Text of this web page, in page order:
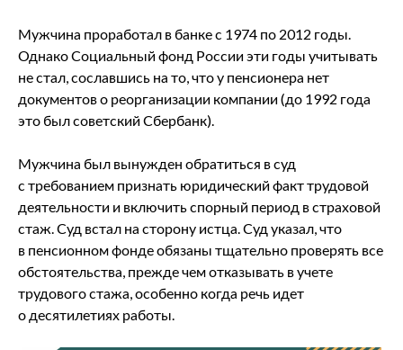
Мужчина проработал в банке с 1974 по 2012 годы.
Однако Социальный фонд России эти годы учитывать
не стал, сославшись на то, что у пенсионера нет
документов о реорганизации компании (до 1992 года
это был советский Сбербанк).
Мужчина был вынужден обратиться в суд
с требованием признать юридический факт трудовой
деятельности и включить спорный период в страховой
стаж. Суд встал на сторону истца. Суд указал, что
в пенсионном фонде обязаны тщательно проверять все
обстоятельства, прежде чем отказывать в учете
трудового стажа, особенно когда речь идет
о десятилетиях работы.